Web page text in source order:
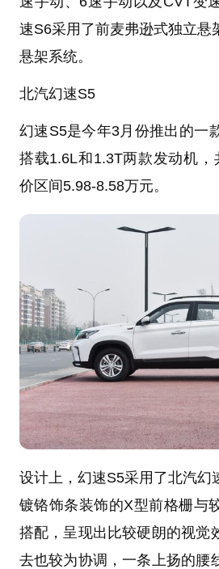
速S6采用了前麦弗逊式独立悬
悬架系统。
北汽幻速S5
幻速S5是今年3月份推出的一
搭载1.6L和1.3T两款发动机，
价区间5.98-8.58万元。
设计上，幻速S5采用了北汽幻
镀铬饰条装饰的X型前格栅与
搭配，呈现出比较硬朗的视觉
去也较为协调，一条上扬的腰